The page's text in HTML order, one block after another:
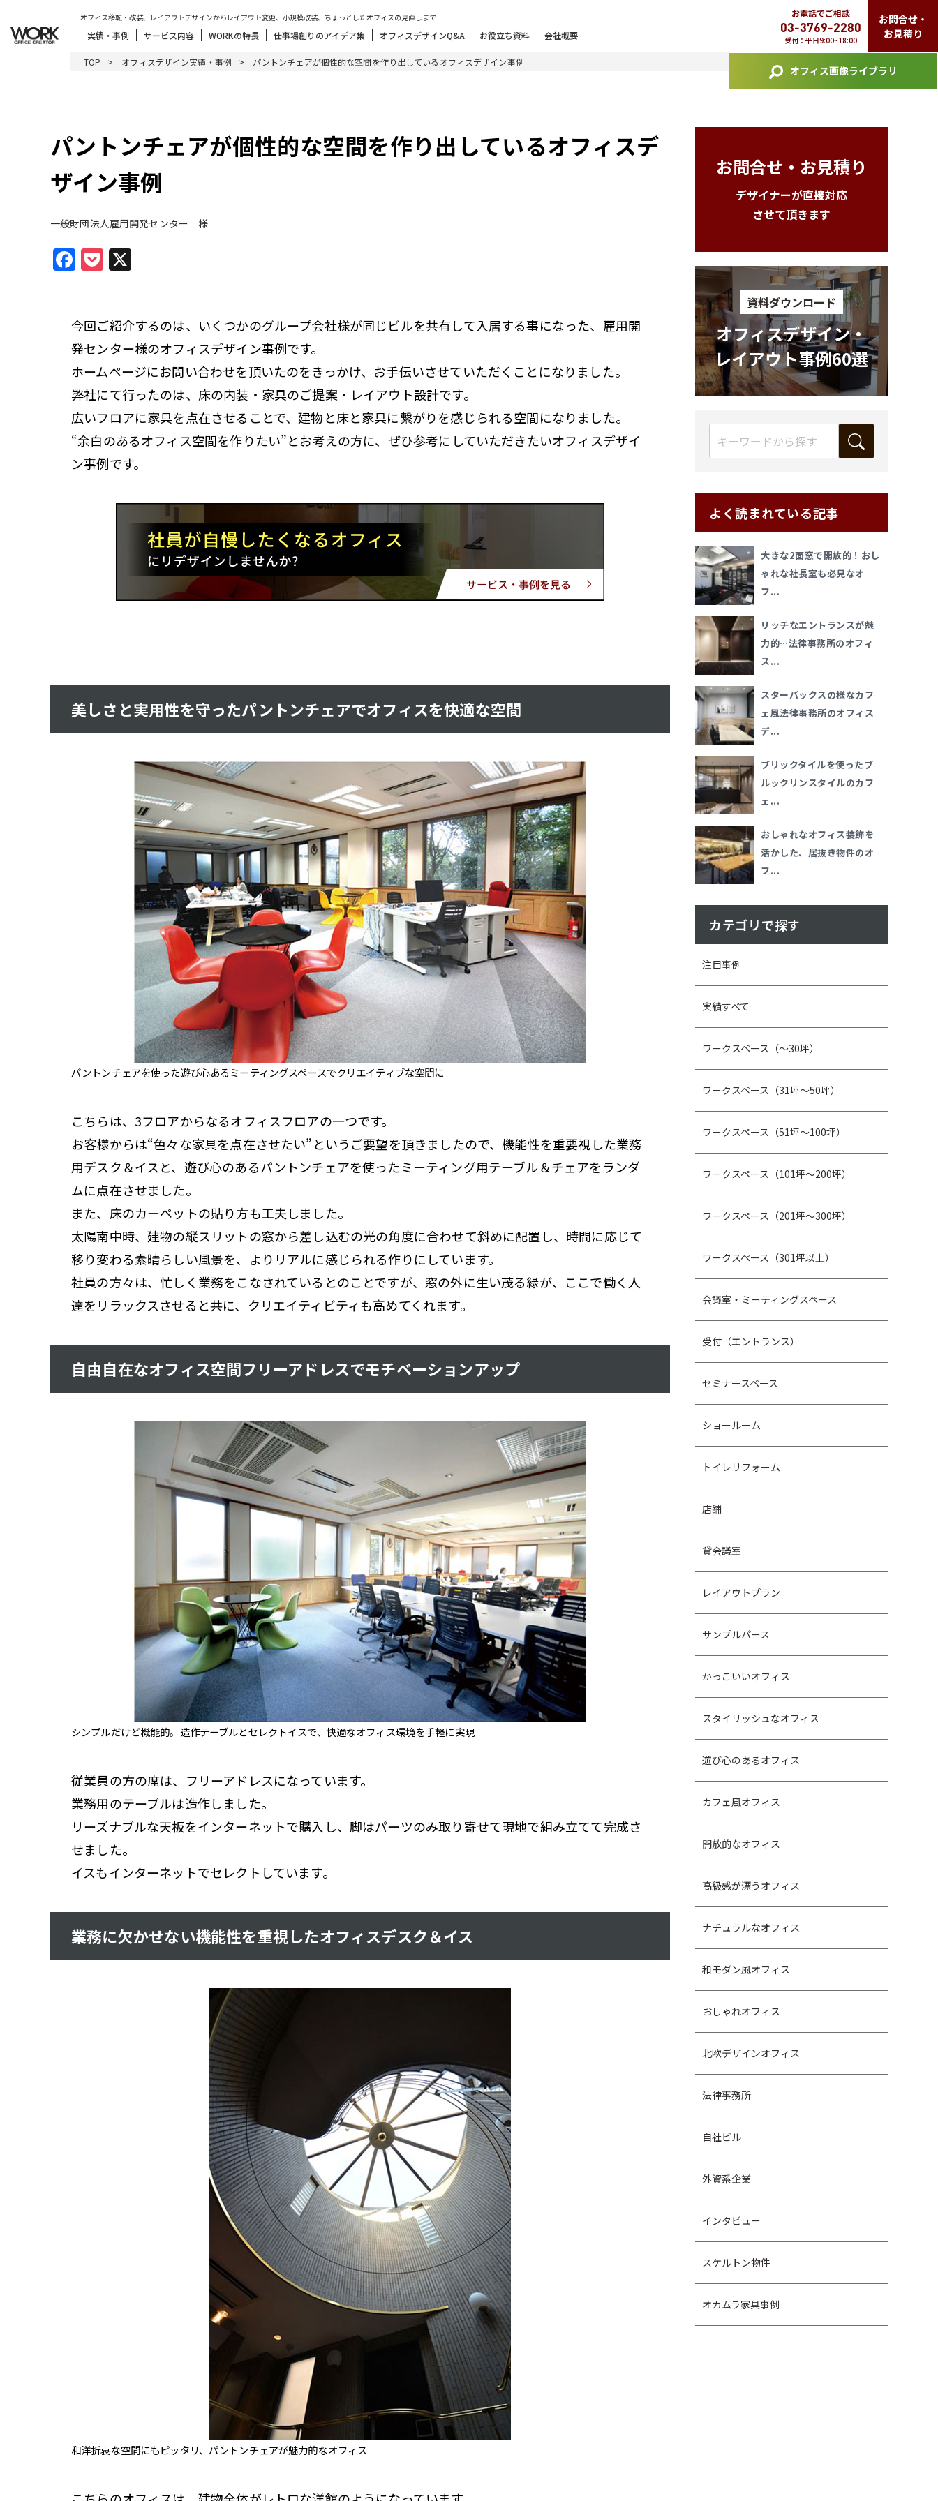
オフィス移転・改装、レイアウトデザインからレイアウト変更、小規模改装、ちょっとしたオフィスの見直しまで
実績・事例 サービス内容 WORKの特長 仕事場創りのアイデア集 オフィスデザインQ&A お役立ち資料 会社概要
お電話でご相談
03-3769-2280
受付：平日9:00~18:00
お問合せ・
お見積り
オフィス画像ライブラリ
TOP オフィスデザイン実績・事例 パントンチェアが個性的な空間を作り出しているオフィスデザイン事例
パントンチェアが個性的な空間を作り出しているオフィスデ
ザイン事例
一般財団法人雇用開発センター 様
Facebook
Pocket
今回ご紹介するのは、いくつかのグループ会社様が同じビルを共有して入居する事になった、雇用開
発センター様のオフィスデザイン事例です。
ホームページにお問い合わせを頂いたのをきっかけ、お手伝いさせていただくことになりました。
弊社にて行ったのは、床の内装・家具のご提案・レイアウト設計です。
広いフロアに家具を点在させることで、建物と床と家具に繋がりを感じられる空間になりました。
“余白のあるオフィス空間を作りたい”とお考えの方に、ぜひ参考にしていただきたいオフィスデザイ
ン事例です。
美しさと実用性を守ったパントンチェアでオフィスを快適な空間
パントンチェアを使った遊び心あるミーティングスペースでクリエイティブな空間に
こちらは、3フロアからなるオフィスフロアの一つです。
お客様からは“色々な家具を点在させたい”というご要望を頂きましたので、機能性を重要視した業務
用デスク＆イスと、遊び心のあるパントンチェアを使ったミーティング用テーブル＆チェアをランダ
ムに点在させました。
また、床のカーペットの貼り方も工夫しました。
太陽南中時、建物の縦スリットの窓から差し込むの光の角度に合わせて斜めに配置し、時間に応じて
移り変わる素晴らしい風景を、よりリアルに感じられる作りにしています。
社員の方々は、忙しく業務をこなされているとのことですが、窓の外に生い茂る緑が、ここで働く人
達をリラックスさせると共に、クリエイティビティも高めてくれます。
自由自在なオフィス空間フリーアドレスでモチベーションアップ
シンプルだけど機能的。造作テーブルとセレクトイスで、快適なオフィス環境を手軽に実現
従業員の方の席は、フリーアドレスになっています。
業務用のテーブルは造作しました。
リーズナブルな天板をインターネットで購入し、脚はパーツのみ取り寄せて現地で組み立てて完成さ
せました。
イスもインターネットでセレクトしています。
業務に欠かせない機能性を重視したオフィスデスク＆イス
和洋折衷な空間にもピッタリ、パントンチェアが魅力的なオフィス
お問合せ・お見積り
デザイナーが直接対応
させて頂きます
資料ダウンロード
オフィスデザイン・
レイアウト事例60選
よく読まれている記事
大きな2面窓で開放的！おし
ゃれな社長室も必見なオ
フ...
リッチなエントランスが魅
力的…法律事務所のオフィ
ス...
スターバックスの様なカフ
ェ風法律事務所のオフィス
デ...
ブリックタイルを使ったブ
ルックリンスタイルのカフ
ェ...
おしゃれなオフィス装飾を
活かした、居抜き物件のオ
フ...
カテゴリで探す
注目事例
実績すべて
ワークスペース（～30坪）
ワークスペース（31坪〜50坪）
ワークスペース（51坪～100坪）
ワークスペース（101坪～200坪）
ワークスペース（201坪～300坪）
ワークスペース（301坪以上）
会議室・ミーティングスペース
受付（エントランス）
セミナースペース
ショールーム
トイレリフォーム
店舗
貸会議室
レイアウトプラン
サンプルパース
かっこいいオフィス
スタイリッシュなオフィス
遊び心のあるオフィス
カフェ風オフィス
開放的なオフィス
高級感が漂うオフィス
ナチュラルなオフィス
和モダン風オフィス
おしゃれオフィス
北欧デザインオフィス
法律事務所
自社ビル
外資系企業
インタビュー
スケルトン物件
オカムラ家具事例